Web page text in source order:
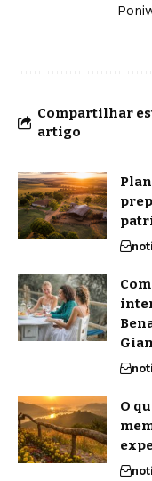
Compartilhar
artigo
O